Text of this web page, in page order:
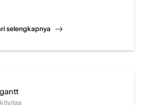
selengkapnya